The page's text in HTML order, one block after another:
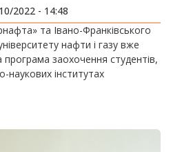
2022 - 14:48
та Івано-Франківського
нафти і газу вже
програма заохочення студентів,
наукових інститутах